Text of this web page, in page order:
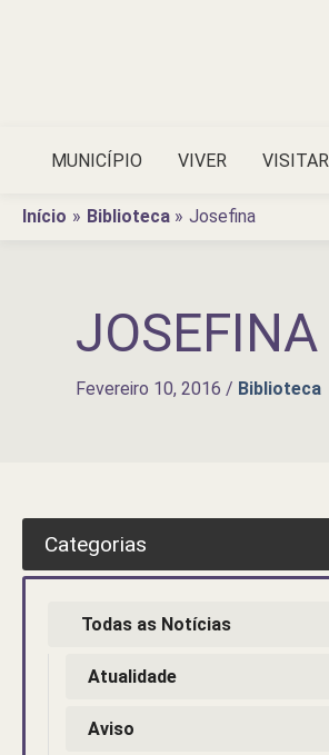
MUNICÍPIO VIVER VISITAR
Início Biblioteca Josefina
JOSEFINA
Fevereiro 10, 2016 / Biblioteca
Categorias
Todas as Notícias
Atualidade
Aviso